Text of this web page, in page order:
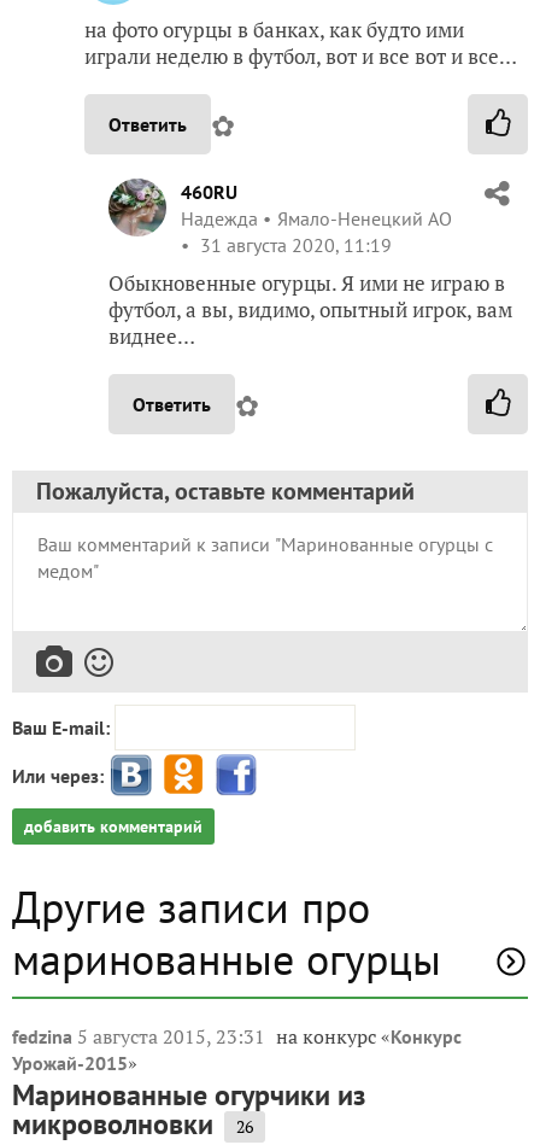
на фото огурцы в банках, как будто ими
играли неделю в футбол, вот и все вот и все…
Ответить ✿
460RU
Надежда
Ямало-Ненецкий АО
31 августа 2020, 11:19
Обыкновенные огурцы. Я ими не играю в
футбол, а вы, видимо, опытный игрок, вам
виднее…
Ответить ✿
Пожалуйста, оставьте комментарий
Ваш E-mail:
Или через:
добавить комментарий
Другие записи про
маринованные огурцы
fedzina 5 августа 2015, 23:31 на конкурс «Конкурс
Урожай-2015»
Маринованные огурчики из
микроволновки 26